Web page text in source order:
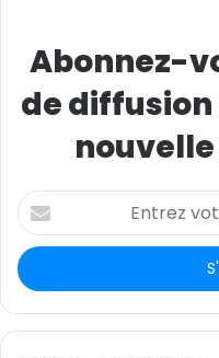
Abonnez-
de
E
n
r
e
z